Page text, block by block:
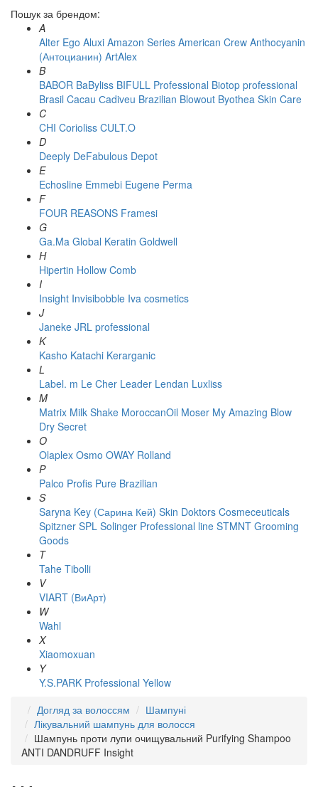
Пошук за брендом:
A
Alter Ego Aluxi Amazon Series American Crew Anthocyanin
(Антоцианин) ArtAlex
B
BABOR BaByliss BIFULL Professional Biotop professional
Brasil Cacau Сadiveu Brazilian Blowout Byothea Skin Care
C
CHI Corioliss CULT.O
D
Deeply DeFabulous Depot
E
Echosline Emmebi Eugene Perma
F
FOUR REASONS Framesi
G
Ga.Ma Global Keratin Goldwell
H
Hipertin Hollow Comb
I
Insight Invisibobble Iva cosmetics
J
Janeke JRL professional
K
Kasho Katachi Kerarganic
L
Label. m Le Cher Leader Lendan Luxliss
M
Matrix Milk Shake MoroccanOil Moser My Amazing Blow
Dry Secret
O
Olaplex Osmo OWAY Rolland
P
Palco Profis Pure Brazilian
S
Saryna Key (Сарина Кей) Skin Doktors Cosmeceuticals
Spitzner SPL Solinger Professional line STMNT Grooming
Goods
T
Tahe Tibolli
V
VIART (ВиАрт)
W
Wahl
X
Xiaomoxuan
Y
Y.S.PARK Professional Yellow
Догляд за волоссям
Шампуні
Лікувальний шампунь для волосся
Шампунь проти лупи очищувальний Purifying Shampoo
ANTI DANDRUFF Insight